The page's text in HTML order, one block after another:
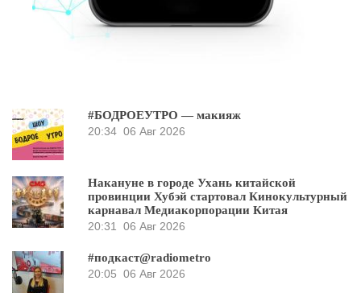
#БОДРОЕУТРО — макияж
20:34 06 Авг 2026
Накануне в городе Ухань китайской
провинции Хубэй стартовал Кинокультурный
карнавал Медиакорпорации Китая
20:31
06 Авг 2026
#подкаст@radiometro
20:05 06 Авг 2026